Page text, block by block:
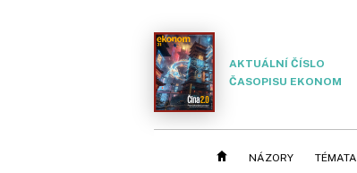
AKTUÁLNÍ ČÍSLO
ČASOPISU EKONOM
NÁZORY TÉMATA